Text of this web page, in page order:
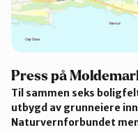
Press på
Til sammen seks
utbygd av grunneiere
Naturvernforbundet